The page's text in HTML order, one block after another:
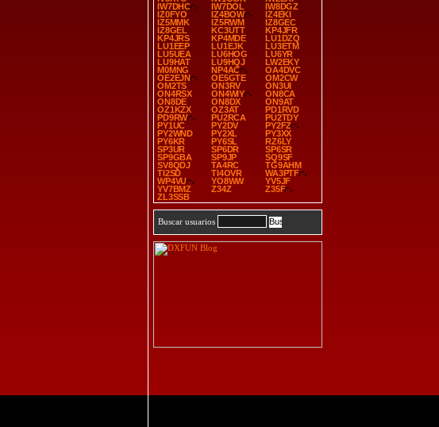
IW7DHC
IW7DOL
IW8DGZ
IZ0FYO
IZ4BOW
IZ4EKI
IZ5MMK
IZ5RWM
IZ8GEC
IZ8GEL
KC3UTT
KP4JFR
KP4JRS
KP4MDE
LU1DZQ
LU1EEP
LU1EJK
LU3ETM
LU5UEA
LU6HOG
LU6YR
LU9HAT
LU9HQJ
LW2EKY
M0MNG
NP4AC
OA4DVC
OE2EJN
OE5GTE
OM2CW
OM2TS
ON3RV
ON3UI
ON4RSX
ON4WIY
ON8CA
ON8DE
ON8DX
ON9AT
OZ1KZX
OZ3AT
PD1RVD
PD9RW
PU2RCA
PU2TDY
PY1UC
PY2DV
PY2FZ
PY2WND
PY2XL
PY3XX
PY6KR
PY6SL
RZ6LY
SP3UR
SP6DR
SP6SR
SP9GBA
SP9JP
SQ9SF
SV8QDJ
TA4RC
TG9AHM
TI2SD
TI4OVR
WA3PTF
WP4VU
YO8WW
YV5JF
YV7BMZ
Z34Z
Z35F
ZL3SSB
Buscar usuarios